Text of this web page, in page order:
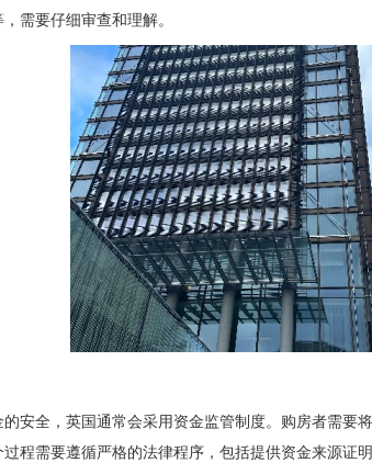
需要仔细审查和理解。
安全，英国通常会采用资金监管制度。购房者需要
程需要遵循严格的法律程序，包括提供资金来源证